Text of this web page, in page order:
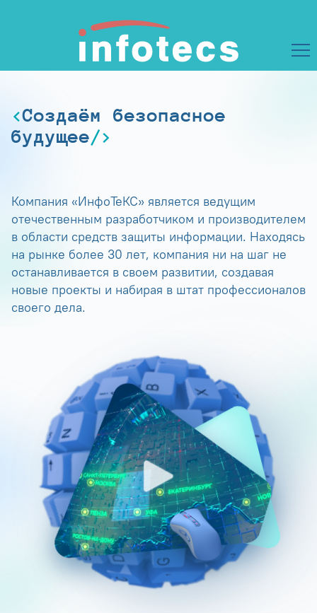
Создаём безопасное
будущее
Компания «ИнфоТеКС» является ведущим
отечественным разработчиком и производителем
в области средств защиты информации. Находясь
на рынке более 30 лет, компания ни на шаг не
останавливается в своем развитии, создавая
новые проекты и набирая в штат профессионалов
своего дела.